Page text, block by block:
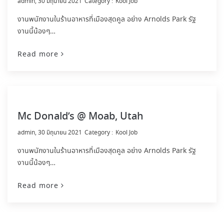
งานพนักงานในร้านอาหารที่เมืองสุดคูล อย่าง Arnolds Park รัฐ
งานนี้น้องๆ…
Read more
Mc Donald’s @ Moab, Utah
by
admin 30 มิถุนายน 2021 Kool Job
งานพนักงานในร้านอาหารที่เมืองสุดคูล อย่าง Arnolds Park รัฐ
งานนี้น้องๆ…
Read more